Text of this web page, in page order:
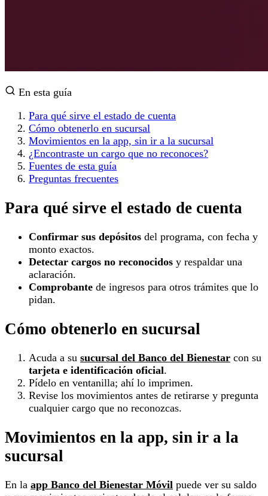
En esta guía
Para qué sirve el estado de cuenta
Cómo obtenerlo en sucursal
Movimientos en la app, sin ir a la sucursal
¿Encontraste un cargo que no reconoces?
Fuentes de esta guía
Preguntas frecuentes
Para qué sirve el estado de cuenta
Confirmar sus depósitos del programa, con fecha y
monto exactos.
Detectar cargos no reconocidos y respaldar una
aclaración.
Comprobante de ingresos para otros trámites que lo
pidan.
Cómo obtenerlo en sucursal
Acuda a su sucursal del Banco del Bienestar con su
tarjeta e identificación oficial.
Pídelo en ventanilla; ahí lo imprimen.
Revise los movimientos antes de retirarse y pregunta
cualquier cargo que no reconozcas.
Movimientos en la app, sin ir a la
sucursal
En la app Banco del Bienestar Móvil puede ver su saldo